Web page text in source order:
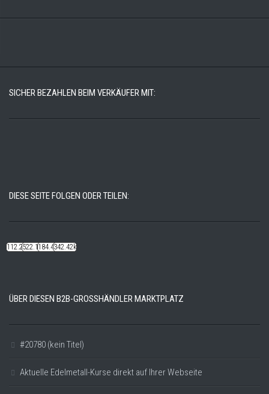
SICHER BEZAHLEN BEIM VERKÄUFER MIT:
DIESE SEITE FOLGEN ODER TEILEN:
112.22k522.14k184.48k342.42k
ÜBER DIESEN B2B-GROSSHÄNDLER MARKTPLATZ
#20780 (kein Titel)
Aktuelle Edelmetall-Kurse direkt auf Ihrer Webseite